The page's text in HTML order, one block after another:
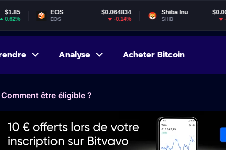
EOS $0.064834 Shiba Inu $0.000005
SHIB
Analyse Acheter Bitcoin
être éligible ?